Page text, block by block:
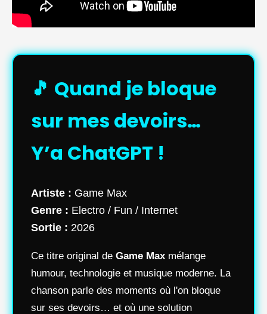
🎵 Quand je bloque
sur mes devoirs…
Y’a ChatGPT !
Artiste : Game Max
Genre : Electro / Fun / Internet
Sortie : 2026
Ce titre original de Game Max mélange
humour, technologie et musique moderne. La
chanson parle des moments où l'on bloque
sur ses devoirs… et où une solution